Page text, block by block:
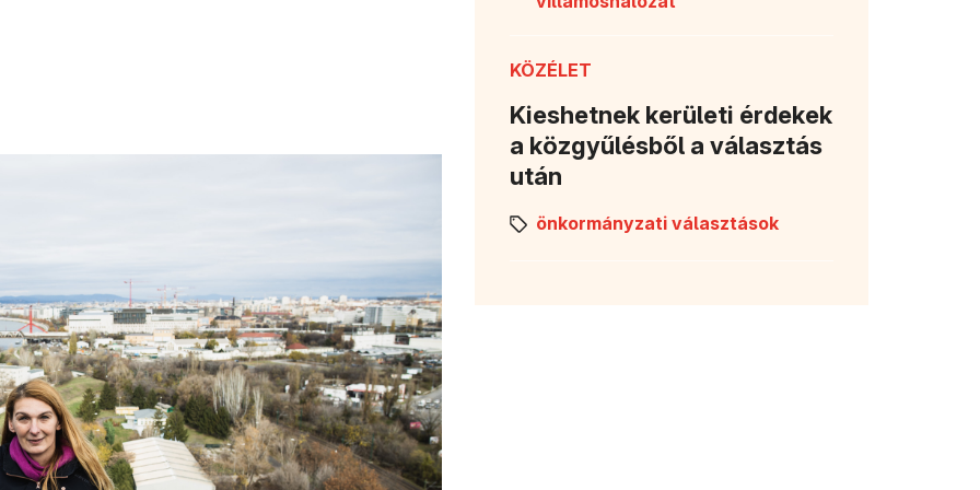
KÖZÉLET
Kieshetnek kerületi érdekek
a közgyűlésből a választás
után
önkormányzati választások